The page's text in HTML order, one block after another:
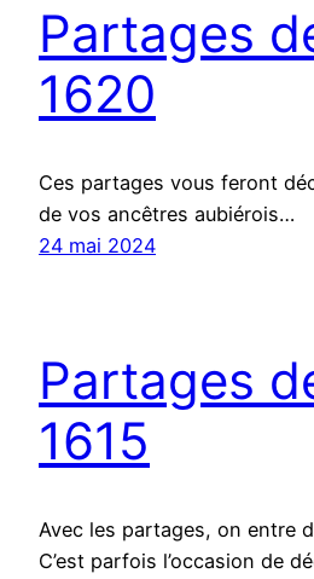
Partages
1620
Ces partages vous feront
de vos ancêtres aubiérois…
24 mai 2024
Partages
1615
Avec les partages, on entre
C’est parfois l’occasion de